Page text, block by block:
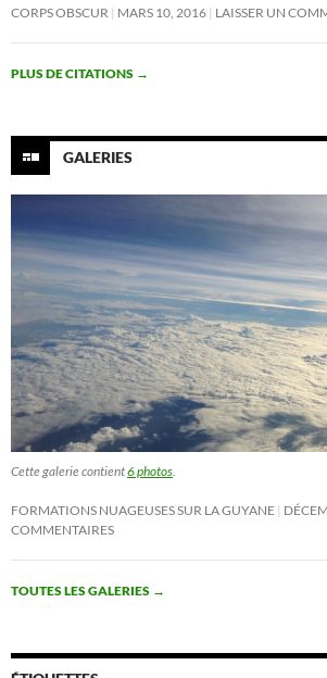
CORPS OBSCUR MARS 10, 2016 LAISSER UN
PLUS DE CITATIONS →
GALERIES
Cette galerie contient6 photos
FORMATIONS NUAGEUSES SUR LA GUYANE
COMMENTAIRES
TOUTES LES GALERIES →